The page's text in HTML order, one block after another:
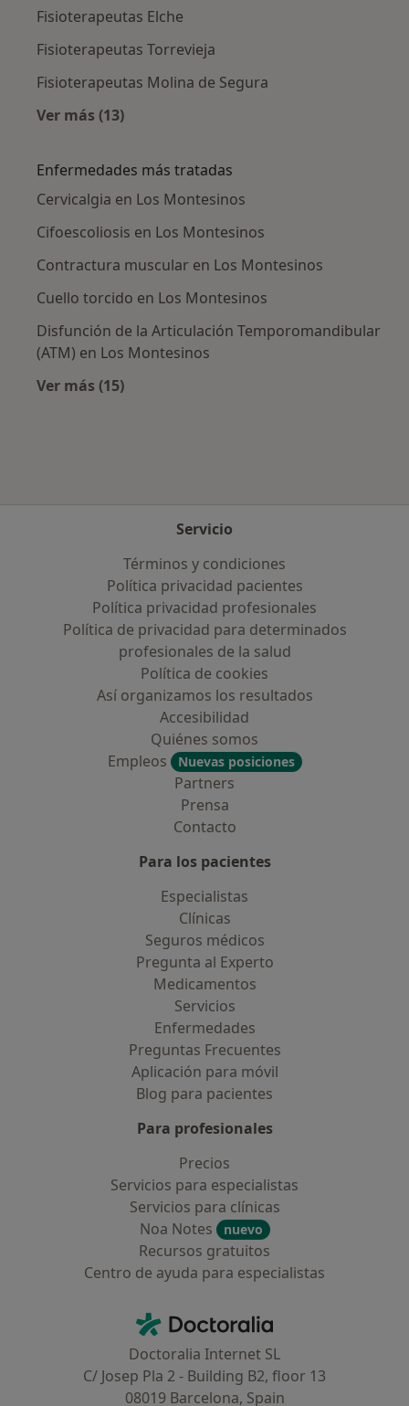
Fisioterapeutas Elche
Fisioterapeutas Torrevieja
Fisioterapeutas Molina de Segura
Ver más (13)
Enfermedades más tratadas
Cervicalgia en Los Montesinos
Cifoescoliosis en Los Montesinos
Contractura muscular en Los Montesinos
Cuello torcido en Los Montesinos
Disfunción de la Articulación Temporomandibular
(ATM) en Los Montesinos
Ver más (15)
Servicio
Términos y condiciones
Política privacidad pacientes
Política privacidad profesionales
Política de privacidad para determinados
profesionales de la salud
Política de cookies
Así organizamos los resultados
Accesibilidad
Quiénes somos
Empleos
Nuevas posiciones
Partners
Prensa
Contacto
Para los pacientes
Especialistas
Clínicas
Seguros médicos
Pregunta al Experto
Medicamentos
Servicios
Enfermedades
Preguntas Frecuentes
Aplicación para móvil
Blog para pacientes
Para profesionales
Precios
Servicios para especialistas
Servicios para clínicas
Noa Notes
nuevo
Recursos gratuitos
Centro de ayuda para especialistas
Doctoralia - Página de inicio
Doctoralia Internet SL
C/ Josep Pla 2 - Building B2, floor 13
08019 Barcelona, Spain